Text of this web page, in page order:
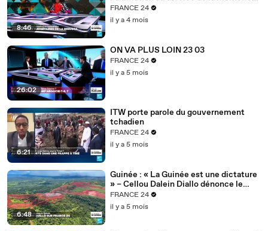
8:46
des enfants-soldats
FRANCE 24
il y a 4 mois
26:02
ON VA PLUS LOIN 23 03
FRANCE 24
il y a 5 mois
6:21
ITW porte parole du gouvernement
tchadien
FRANCE 24
il y a 5 mois
6:48
Guinée : « La Guinée est une dictature
» – Cellou Dalein Diallo dénonce le
régime Doumbouya
FRANCE 24
il y a 5 mois